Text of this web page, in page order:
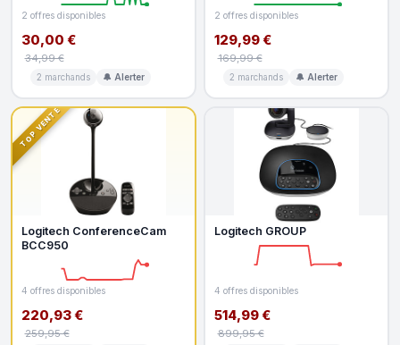
2 offres disponibles
30,00 €
34,99 €
2 marchands 🔔 Alerter
2 offres disponibles
129,99 €
169,99 €
2 marchands 🔔 Alerter
TOP VENTE
Logitech ConferenceCam
BCC950
4 offres disponibles
220,93 €
259,95 €
Logitech GROUP
4 offres disponibles
514,99 €
899,95 €